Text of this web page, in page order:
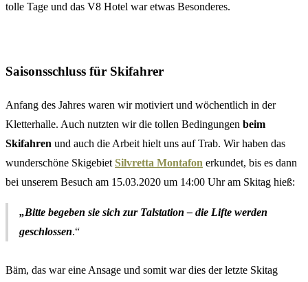
tolle Tage und das V8 Hotel war etwas Besonderes.
Saisonsschluss für Skifahrer
Anfang des Jahres waren wir motiviert und wöchentlich in der
Kletterhalle. Auch nutzten wir die tollen Bedingungen beim
Skifahren und auch die Arbeit hielt uns auf Trab. Wir haben das
wunderschöne Skigebiet Silvretta Montafon erkundet, bis es dann
bei unserem Besuch am 15.03.2020 um 14:00 Uhr am Skitag hieß:
„Bitte begeben sie sich zur Talstation – die Lifte werden
geschlossen.“
Bäm, das war eine Ansage und somit war dies der letzte Skitag